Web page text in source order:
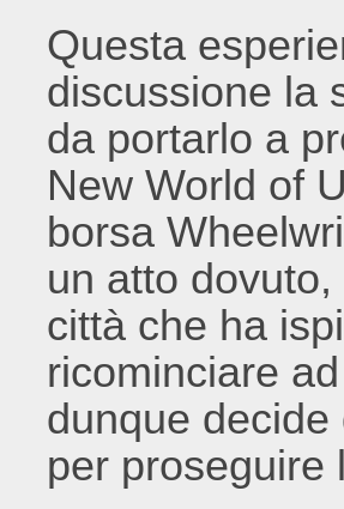
Questa
discussione la
da portarlo a
New World of
borsa
un atto
città che ha
ricominciare
dunque decide
per proseguire